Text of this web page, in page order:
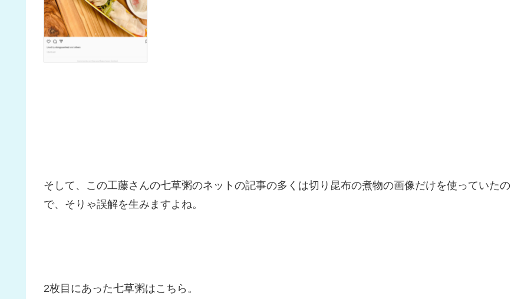
そして、この工藤さんの七草粥のネットの記事の多くは切り昆布の煮物の画像だけを使っていたの
で、そりゃ誤解を生みますよね。
2枚目にあった七草粥はこちら。